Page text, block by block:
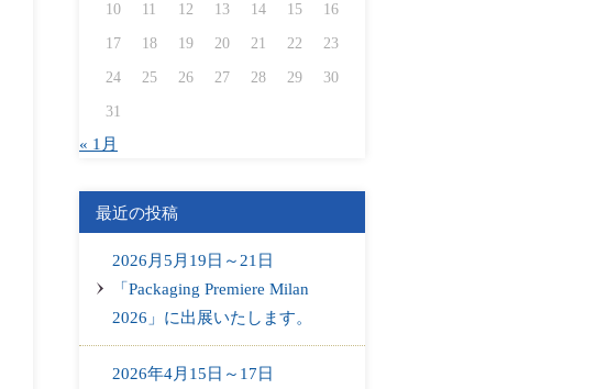
10 11 12 13 14 15 16
17 18 19 20 21 22 23
24 25 26 27 28 29 30
31
« 1月
最近の投稿
2026月5月19日～21日
「Packaging Premiere Milan
2026」に出展いたします。
2026年4月15日～17日